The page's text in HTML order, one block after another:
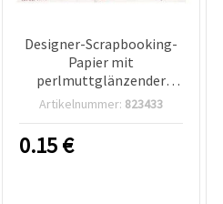
Designer-Scrapbooking-
Papier mit
perlmuttglänzender
Rückseite, 12 Zoll (30,5 x
Artikelnummer: 823433
0.15€